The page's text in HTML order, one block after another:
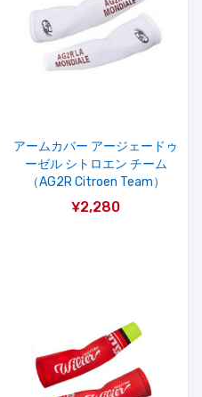
アームカバー アージェードゥ
ーゼル シトロエン チーム
（AG2R Citroen Team）
¥2,280